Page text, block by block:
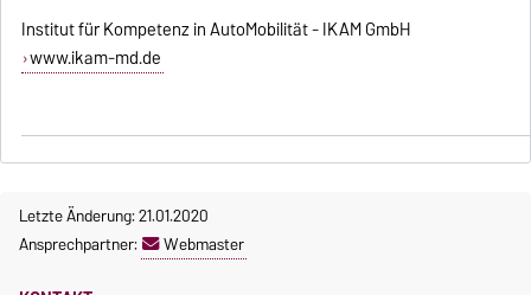
Institut für Kompetenz in AutoMobilität - IKAM GmbH
www.ikam-md.de
Letzte Änderung: 21.01.2020
Ansprechpartner:
Webmaster